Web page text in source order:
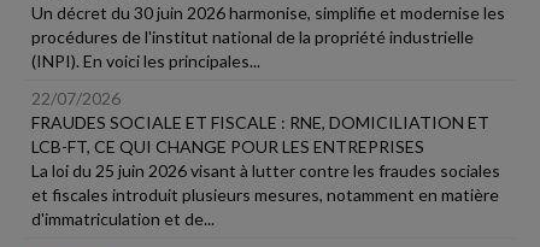
Un décret du 30 juin 2026 harmonise, simplifie et modernise les
procédures de l'institut national de la propriété industrielle
(INPI). En voici les principales...
22/07/2026
FRAUDES SOCIALE ET FISCALE : RNE, DOMICILIATION ET
LCB-FT, CE QUI CHANGE POUR LES ENTREPRISES
La loi du 25 juin 2026 visant à lutter contre les fraudes sociales
et fiscales introduit plusieurs mesures, notamment en matière
d'immatriculation et de...